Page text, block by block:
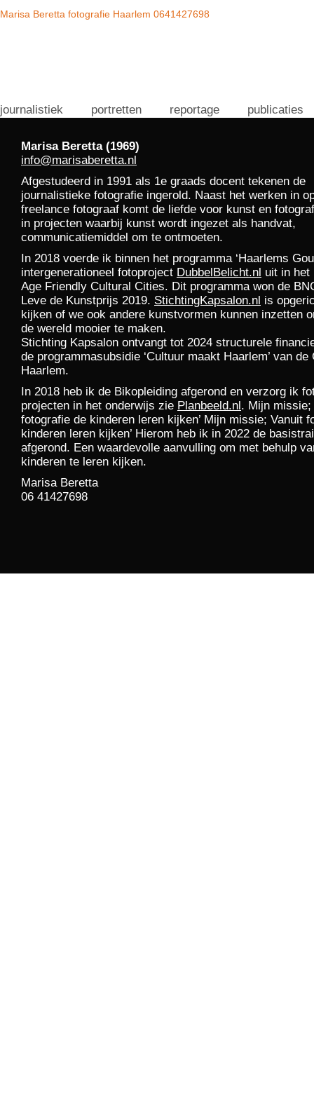
Marisa Beretta fotografie Haarlem 0641427698
journalistiek portretten reportage publicaties
Marisa Beretta (1969)
info@marisaberetta.nl
Afgestudeerd in 1991 als 1e graads docent tekenen de
journalistieke fotografie ingerold. Naast het werken in
freelance fotograaf komt de liefde voor kunst en
in projecten waarbij kunst wordt ingezet als handvat,
communicatiemiddel om te ontmoeten.
In 2018 voerde ik binnen het programma ‘Haarlems
intergenerationeel fotoproject DubbelBelicht.nl uit in het
Age Friendly Cultural Cities. Dit programma won de
Leve de Kunstprijs 2019. StichtingKapsalon.nl is
kijken of we ook andere kunstvormen kunnen inzetten
de wereld mooier te maken.
Stichting Kapsalon ontvangt tot 2024 structurele
de programmasubsidie ‘Cultuur maakt Haarlem’ van de
Haarlem.
In 2018 heb ik de Bikopleiding afgerond en verzorg ik
projecten in het onderwijs zie Planbeeld.nl. Mijn missie;
fotografie de kinderen leren kijken’ Mijn missie; Vanuit
kinderen leren kijken’ Hierom heb ik in 2022 de
afgerond. Een waardevolle aanvulling om met behulp
kinderen te leren kijken.
Marisa Beretta
06 41427698